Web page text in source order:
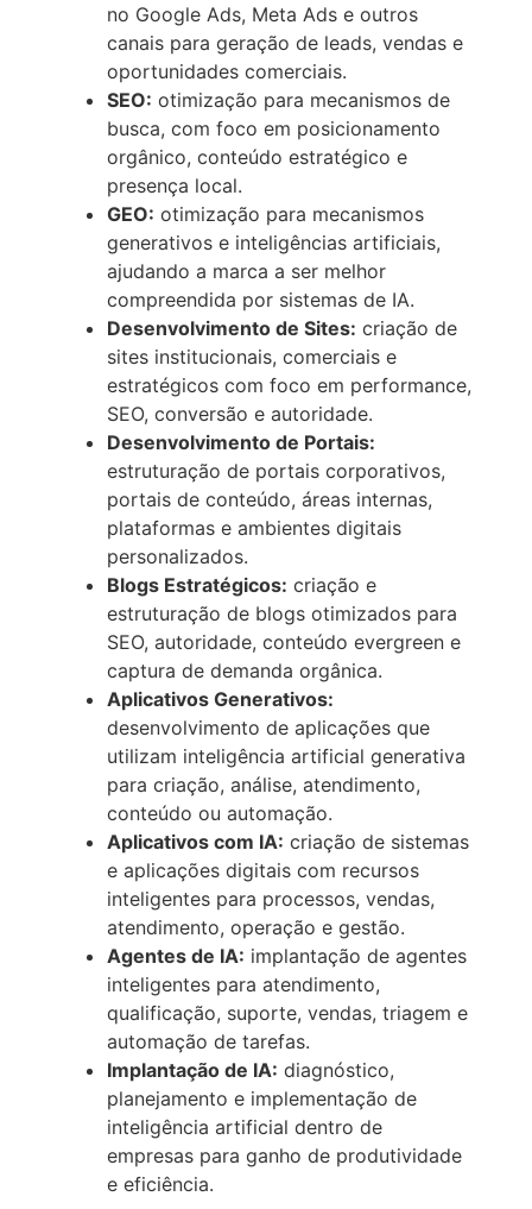
no Google Ads, Meta Ads e outros
canais para geração de leads, vendas e
oportunidades comerciais.
SEO: otimização para mecanismos de
busca, com foco em posicionamento
orgânico, conteúdo estratégico e
presença local.
GEO: otimização para mecanismos
generativos e inteligências artificiais,
ajudando a marca a ser melhor
compreendida por sistemas de IA.
Desenvolvimento de Sites: criação de
sites institucionais, comerciais e
estratégicos com foco em performance,
SEO, conversão e autoridade.
Desenvolvimento de Portais:
estruturação de portais corporativos,
portais de conteúdo, áreas internas,
plataformas e ambientes digitais
personalizados.
Blogs Estratégicos: criação e
estruturação de blogs otimizados para
SEO, autoridade, conteúdo evergreen e
captura de demanda orgânica.
Aplicativos Generativos:
desenvolvimento de aplicações que
utilizam inteligência artificial generativa
para criação, análise, atendimento,
conteúdo ou automação.
Aplicativos com IA: criação de sistemas
e aplicações digitais com recursos
inteligentes para processos, vendas,
atendimento, operação e gestão.
Agentes de IA: implantação de agentes
inteligentes para atendimento,
qualificação, suporte, vendas, triagem e
automação de tarefas.
Implantação de IA: diagnóstico,
planejamento e implementação de
inteligência artificial dentro de
empresas para ganho de produtividade
e eficiência.